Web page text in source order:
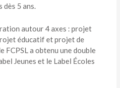
5 ans.
autour 4 axes : projet
éducatif et projet de
FCPSL a obtenu une double
Jeunes et le Label Écoles